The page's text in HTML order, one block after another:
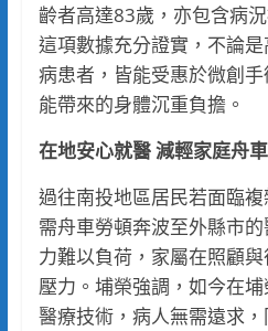
齡者高達83歲，亦包含病
這項數據充分證實，不論
病患者，皆能受惠於微創
能帶來的身體沉重負擔。
在地安心就醫減輕家庭舟
過往南投地區居民若面臨
需舟車勞頓奔波至外縣市
力難以負荷，家屬在照顧
壓力。埔榮強調，如今在
醫療技術，病人無需遠求